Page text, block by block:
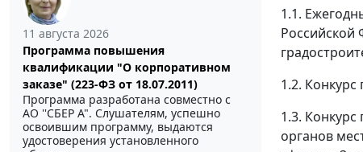
11 августа 2026
Программа повышения
квалификации "О корпоративном
заказе" (223-ФЗ от 18.07.2011)
Программа разработана совместно с
АО ''СБЕР А". Слушателям, успешно
освоившим программу, выдаются
удостоверения установленного
1.1.
Российской
1.2.
1.3.
органов